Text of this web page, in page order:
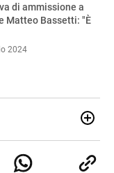
di ammissione a
Matteo Bassetti: "È
2024
ordine e grado